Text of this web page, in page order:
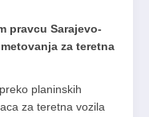
pravcu Sarajevo-
za teretna
planinskih
za teretna vozila